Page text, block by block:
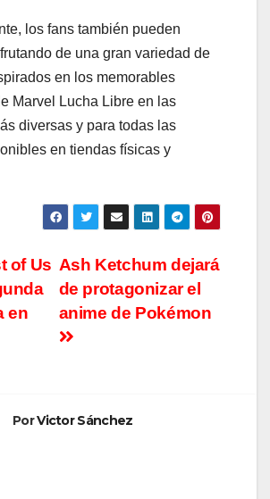
los fans también pueden
de una gran variedad de
en los memorables
Marvel Lucha Libre en las
diversas y para todas las
en tiendas físicas y
Ash Ketchum dejará
de protagonizar el
anime de Pokémon
of Us
en
PorVictor Sánchez